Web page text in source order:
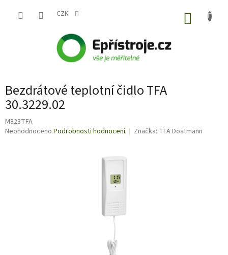
CZK
o
s
t
r
a
Bezdrátové teplotní čidlo TFA
30.3229.02
M823TFA
Průměrné
Neohodnoceno Podrobnosti hodnocení Značka: TFA Dostmann